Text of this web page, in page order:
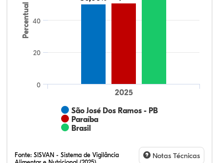
Percentual
São José Dos Ramos - PB
Paraíba
Brasil
2025
0
20
40
Fonte: SISVAN - Sistema de Vigilância
Notas Técnicas